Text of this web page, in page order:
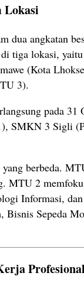
Lokasi
dua angkatan
tiga lokasi,
(Kota
3).
pada
SMKN 3 Sigli
berbeda.
MTU 2
Informasi,
Bisnis Sepeda